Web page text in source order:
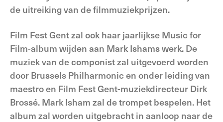
de uitreiking van de filmmuziekprijzen.
Film Fest Gent zal ook haar jaarlijkse Music for
Film-album wijden aan Mark Ishams werk. De
muziek van de componist zal uitgevoerd worden
door Brussels Philharmonic en onder leiding van
maestro en Film Fest Gent-muziekdirecteur Dirk
Brossé. Mark Isham zal de trompet bespelen. Het
album zal worden uitgebracht in aanloop naar de